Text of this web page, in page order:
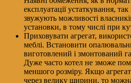
експлуатації устаткування,
звужують можливості
установки, в тому числі при
Приховувати агрегат,
меблі. Встановити
виготовлений і змонтований
Дуже часто котел не зможе
меншого розміру. Якщо
через велику ширини, то